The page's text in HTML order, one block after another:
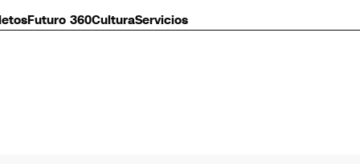
Futuro 360CulturaServicios